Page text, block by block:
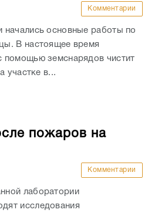
Комментарии
начались основные работы по
В настоящее время
помощью земснарядов чистит
участке в...
пожаров на
Комментарии
лаборатории
исследования